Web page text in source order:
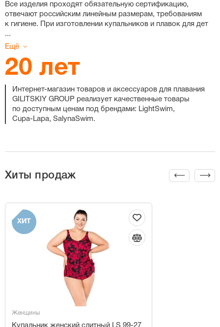
Все изделия проходят обязательную сертификацию,
отвечают российским линейным размерам, требованиям
к гигиене. При изготовлении купальников и плавок для дет
...
Ещё
20 лет
Интернет-магазин товаров и аксессуаров для плавания
GILITSKIY GROUP реализует качественные товары
по доступным ценам под брендами: LightSwim,
Cupa-Lapa, SalynaSwim.
Хиты продаж
ХИТ
Женщины
Купальник женский слитный LS 99-27